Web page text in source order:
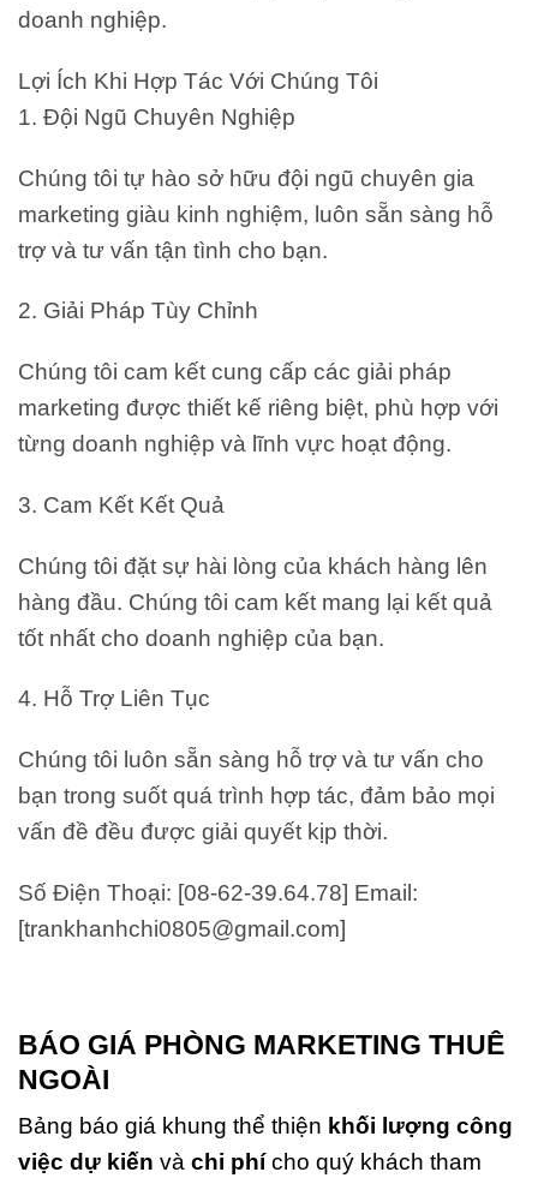
doanh nghiệp.
Lợi Ích Khi Hợp Tác Với Chúng Tôi
1. Đội Ngũ Chuyên Nghiệp
Chúng tôi tự hào sở hữu đội ngũ chuyên gia
marketing giàu kinh nghiệm, luôn sẵn sàng hỗ
trợ và tư vấn tận tình cho bạn.
2. Giải Pháp Tùy Chỉnh
Chúng tôi cam kết cung cấp các giải pháp
marketing được thiết kế riêng biệt, phù hợp với
từng doanh nghiệp và lĩnh vực hoạt động.
3. Cam Kết Kết Quả
Chúng tôi đặt sự hài lòng của khách hàng lên
hàng đầu. Chúng tôi cam kết mang lại kết quả
tốt nhất cho doanh nghiệp của bạn.
4. Hỗ Trợ Liên Tục
Chúng tôi luôn sẵn sàng hỗ trợ và tư vấn cho
bạn trong suốt quá trình hợp tác, đảm bảo mọi
vấn đề đều được giải quyết kịp thời.
Số Điện Thoại: [08-62-39.64.78] Email:
[trankhanhchi0805@gmail.com]
BÁO GIÁ PHÒNG MARKETING THUÊ
NGOÀI
Bảng báo giá khung thể thiện khối lượng công
việc dự kiến và chi phícho quý khách tham